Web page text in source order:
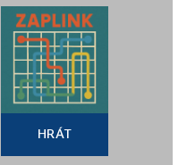
HRÁT